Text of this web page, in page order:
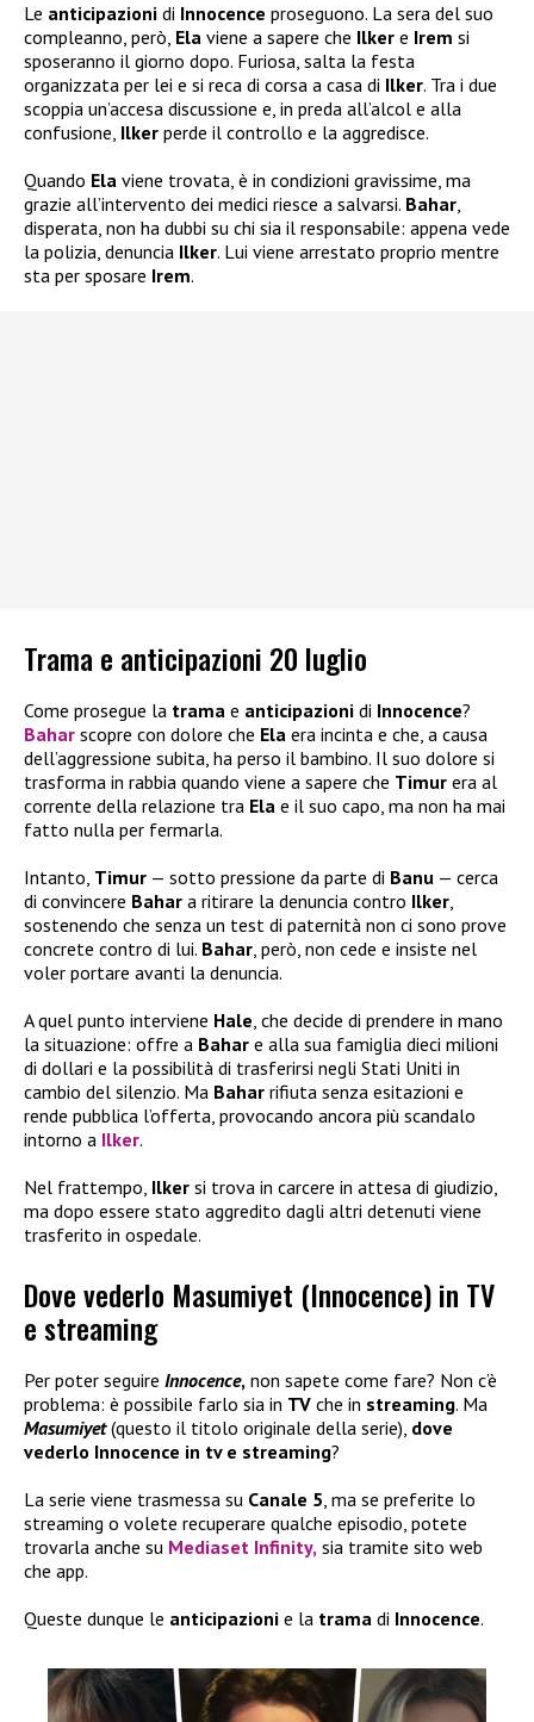
Le anticipazioni di Innocence proseguono. La sera del suo
compleanno, però, Ela viene a sapere che Ilker e Irem si
sposeranno il giorno dopo. Furiosa, salta la festa
organizzata per lei e si reca di corsa a casa di Ilker. Tra i due
scoppia un’accesa discussione e, in preda all’alcol e alla
confusione, Ilker perde il controllo e la aggredisce.
Quando Ela viene trovata, è in condizioni gravissime, ma
grazie all’intervento dei medici riesce a salvarsi. Bahar,
disperata, non ha dubbi su chi sia il responsabile: appena vede
la polizia, denuncia Ilker. Lui viene arrestato proprio mentre
sta per sposare Irem.
Trama e anticipazioni 20 luglio
Come prosegue la trama e anticipazioni di Innocence?
Bahar scopre con dolore che Ela era incinta e che, a causa
dell’aggressione subita, ha perso il bambino. Il suo dolore si
trasforma in rabbia quando viene a sapere che Timur era al
corrente della relazione tra Ela e il suo capo, ma non ha mai
fatto nulla per fermarla.
Intanto, Timur — sotto pressione da parte di Banu — cerca
di convincere Bahar a ritirare la denuncia contro Ilker
sostenendo che senza un test di paternità non ci sono prove
concrete contro di lui. Bahar , però, non cede e insiste nel
voler portare avanti la denuncia.
A quel punto interviene Hale , che decide di prendere in mano
la situazione: offre a Bahar e alla sua famiglia dieci milioni
di dollari e la possibilità di trasferirsi negli Stati Uniti in
cambio del silenzio. Ma Bahar rifiuta senza esitazioni e
rende pubblica l’offerta, provocando ancora più scandalo
intorno a Ilker.
Nel frattempo, Ilker si trova in carcere in attesa di giudizio,
ma dopo essere stato aggredito dagli altri detenuti viene
trasferito in ospedale.
Dove vederlo Masumiyet (Innocence) in TV
e streaming
Per poter seguire Innocence, non sapete come fare? Non c’è
problema: è possibile farlo sia in TV che in streaming. Ma
Masumiyet(questo il titolo originale della serie), dove
vederlo Innocence in tv e streaming?
La serie viene trasmessa su Canale 5, ma se preferite lo
streaming o volete recuperare qualche episodio, potete
trovarla anche su Mediaset Infinity, sia tramite sito web
che app.
Queste dunque le anticipazioni e la trama di Innocence.